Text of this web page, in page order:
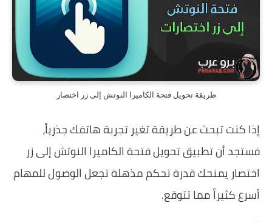
طريقة تحويل فتحة الكاميرا النوتش إلى زر اختصار
إذا كنت تبحث عن طريقة تغير تجربة هاتفك جذرياً،
فستجد أن تطبيق تحويل فتحة الكاميرا النوتش إلى زر
اختصار يمنحك قدرة تحكم مذهلة تجعل الوصول للمهام
أسرع كثيراً مما تتوقع.